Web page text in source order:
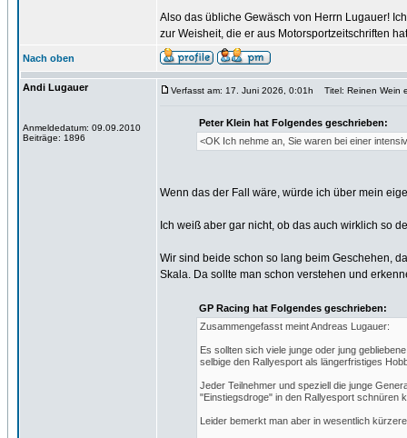
Also das übliche Gewäsch von Herrn Lugauer!
zur Weisheit, die er aus Motorsportzeitschriften
Nach oben
Andi Lugauer
Anmeldedatum: 09.09.2010
Beiträge: 1896
Verfasst am: 17. Juni 2026, 0:01h Titel: Reinen Wein
Peter Klein hat Folgendes geschrieben:
<OK Ich nehme an, Sie waren bei einer
Wenn das der Fall wäre, würde ich über mein
Ich weiß aber gar nicht, ob das auch wirklich so
Wir sind beide schon so lang beim Geschehen,
Skala. Da sollte man schon verstehen und
GP Racing hat Folgendes geschrieben:
Zusammengefasst meint Andreas Lugauer:
Es sollten sich viele junge oder jung
selbige den Rallyesport als längerfristiges
Jeder Teilnehmer und speziell die junge
"Einstiegsdroge" in den Rallyesport schnüren
Leider bemerkt man aber in wesentlich